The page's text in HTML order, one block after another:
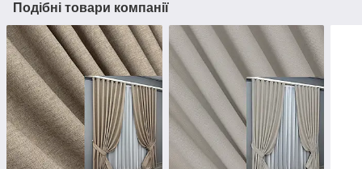
Подібні товари компанії